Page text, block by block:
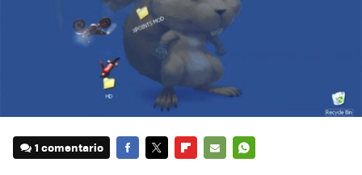
1 comentario